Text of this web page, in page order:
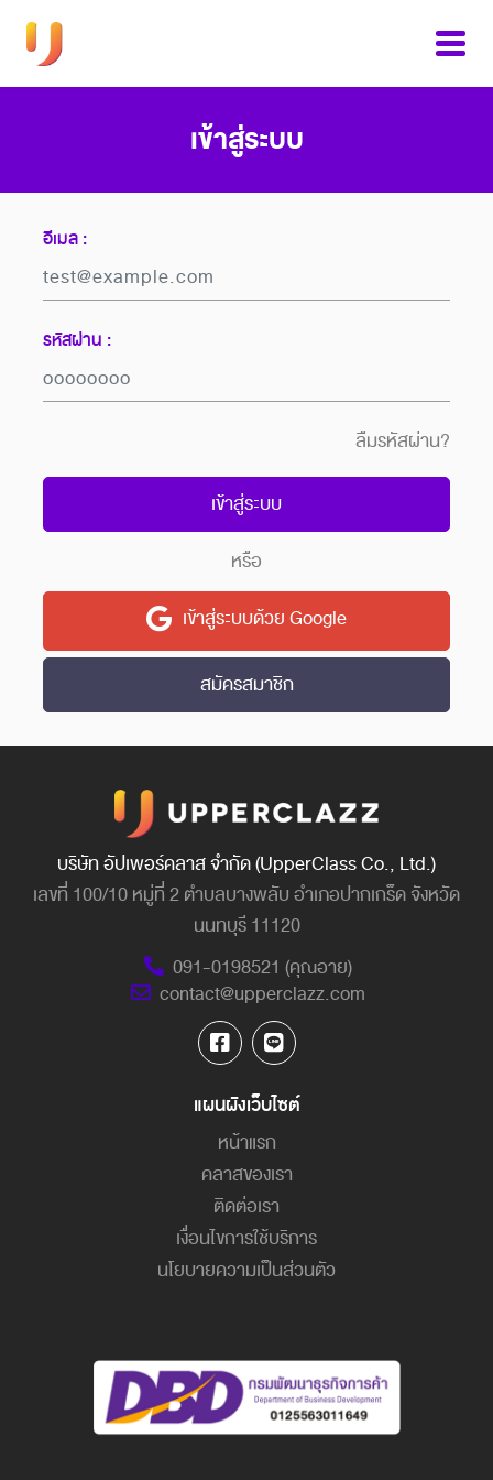
เข้าสู่ระบบ
อีเมล :
รหัสผ่าน :
ลืมรหัสผ่าน?
เข้าสู่ระบบ
หรือ
เข้าสู่ระบบด้วย Google
สมัครสมาชิก
บริษัท อัปเพอร์คลาส จำกัด (UpperClass Co., Ltd.)
เลขที่ 100/10 หมู่ที่ 2 ตำบลบางพลับ อำเภอปากเกร็ด จังหวัด
นนทบุรี 11120
091-0198521 (คุณอาย)
contact@upperclazz.com
แผนผังเว็บไซต์
หน้าแรก
คลาสของเรา
ติดต่อเรา
เงื่อนไขการใช้บริการ
นโยบายความเป็นส่วนตัว